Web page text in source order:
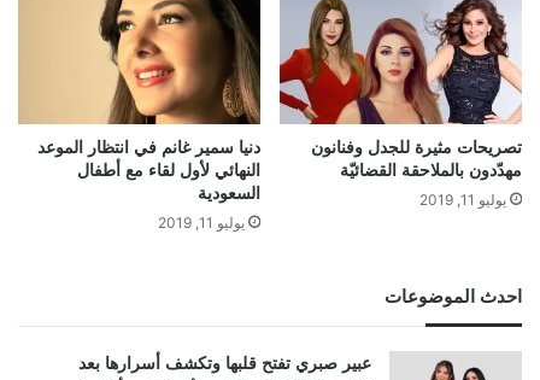
تصريحات مثيرة للجدل وفنانون
مهدّدون بالملاحقة القضائيّة
يوليو 11, 2019
دنيا سمير غانم في انتظار الموعد
النهائي لأول لقاء مع أطفال
السعودية
يوليو 11, 2019
احدث الموضوعات
عبير صبري تفتح قلبها وتكشف أسرارها بعد